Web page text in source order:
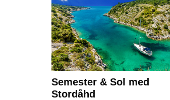
Semester & Sol med
Stordåhd